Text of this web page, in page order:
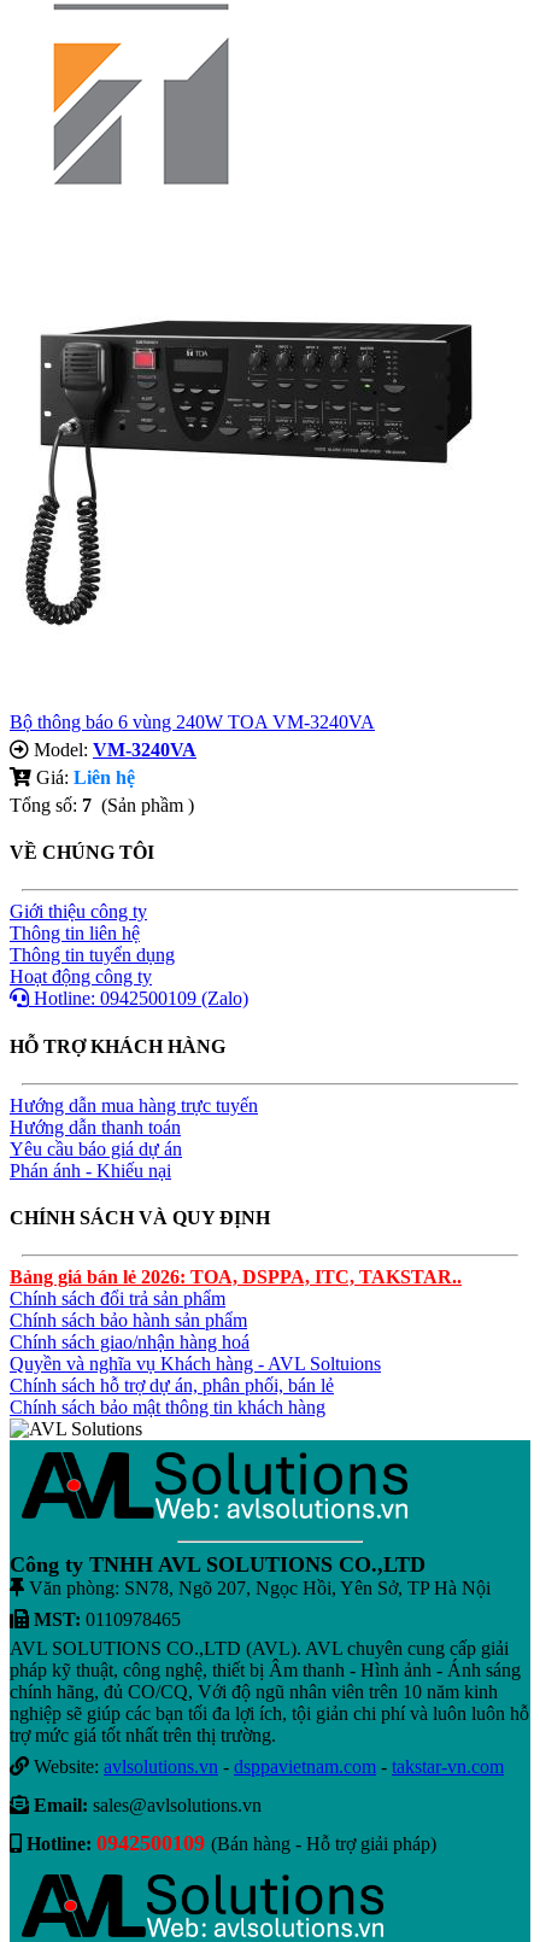
Bộ thông báo 6 vùng 240W TOA VM-3240VA
Model: VM-3240VA
Giá: Liên hệ
Tổng số: 7 (Sản phầm )
VỀ CHÚNG TÔI
Giới thiệu công ty
Thông tin liên hệ
Thông tin tuyển dụng
Hoạt động công ty
Hotline: 0942500109 (Zalo)
HỖ TRỢ KHÁCH HÀNG
Hướng dẫn mua hàng trực tuyến
Hướng dẫn thanh toán
Yêu cầu báo giá dự án
Phán ánh - Khiếu nại
CHÍNH SÁCH VÀ QUY ĐỊNH
Bảng giá bán lẻ 2026: TOA, DSPPA, ITC, TAKSTAR..
Chính sách đổi trả sản phẩm
Chính sách bảo hành sản phẩm
Chính sách giao/nhận hàng hoá
Quyền và nghĩa vụ Khách hàng - AVL Soltuions
Chính sách hỗ trợ dự án, phân phối, bán lẻ
Chính sách bảo mật thông tin khách hàng
Công ty TNHH AVL SOLUTIONS CO.,LTD
Văn phòng: SN78, Ngõ 207, Ngọc Hồi, Yên Sở, TP Hà Nội
MST: 0110978465
AVL SOLUTIONS CO.,LTD (AVL). AVL chuyên cung cấp giải
pháp kỹ thuật, công nghệ, thiết bị Âm thanh - Hình ảnh - Ánh sáng
chính hãng, đủ CO/CQ, Với độ ngũ nhân viên trên 10 năm kinh
nghiệp sẽ giúp các bạn tối đa lợi ích, tội giản chi phí và luôn luôn hỗ
trợ mức giá tốt nhất trên thị trường.
Website: avlsolutions.vn - dsppavietnam.com - takstar-vn.com
Email: sales@avlsolutions.vn
Hotline: 0942500109 (Bán hàng - Hỗ trợ giải pháp)